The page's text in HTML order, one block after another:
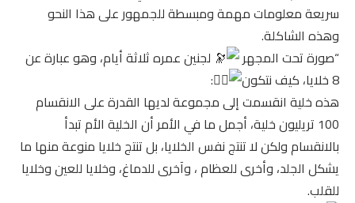
سريعة معلومات مهمة ومبسطة للجمهور على هذا النحو
وهذه الشاكلة.
“صورة تحت المجهر
لجنين عمره ثلاثة أيام، وهو عبارة عن
8 خلايا، كيف نتكون
:
هذه خلية انقسمت إلى مجموعة لديها القدرة على الانقسام
100 تريليون خلية، أجمل ما في الأمر أن الخلية الأم تبدأ
بالانقسام ولكن لا تنتج نفس الخلايا، بل تنتج خلايا منوعة منها ما
يشكل الجلد، وأخرى للعظام ، وآخرى للدماغ، وخلايا للعين وخلايا
للقلب.